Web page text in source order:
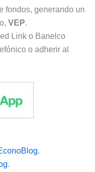
fondos, generando un
VEP.
Link o Banelco
o adherir al
.
.